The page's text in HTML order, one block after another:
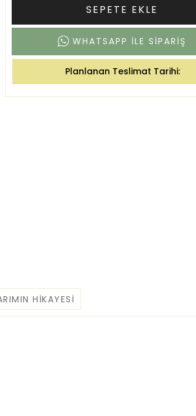
SEPETE EKLE
WHATSAPP ILE SIPARIŞ
Planlanan Teslimat Tarihi:
HIKAYESI